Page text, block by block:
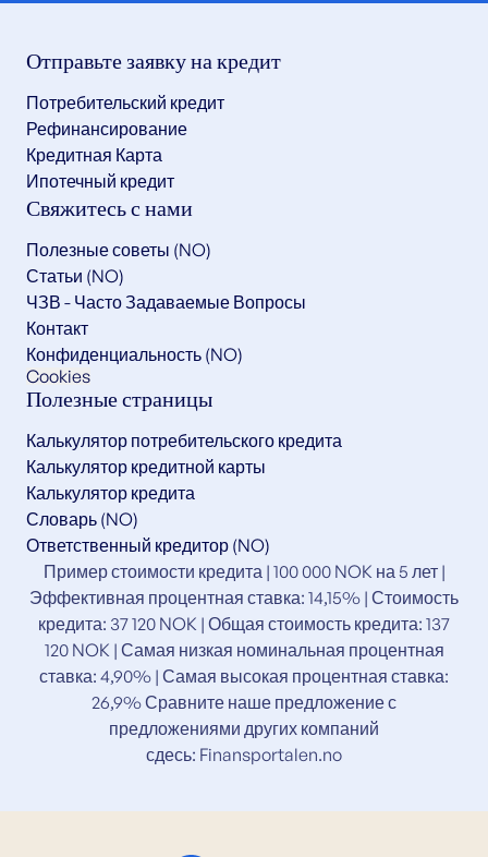
Отправьте заявку на кредит
Потребительский кредит
Рефинансирование
Кредитная Карта
Ипотечный кредит
Свяжитесь с нами
Полезные советы (NO)
Статьи (NO)
ЧЗВ - Часто Задаваемые Вопросы
Контакт
Конфиденциальность (NO)
Cookies
Полезные страницы
Калькулятор потребительского кредита
Калькулятор кредитной карты
Калькулятор кредита
Словарь (NO)
Ответственный кредитор (NO)
Пример стоимости кредита | 100 000 NOK на 5 лет |
Эффективная процентная ставка: 14,15% | Стоимость
кредита: 37 120 NOK | Общая стоимость кредита: 137
120 NOK | Самая низкая номинальная процентная
ставка: 4,90% | Самая высокая процентная ставка:
26,9% Сравните наше предложение с
предложениями других компаний
сдесь: Finansportalen.no